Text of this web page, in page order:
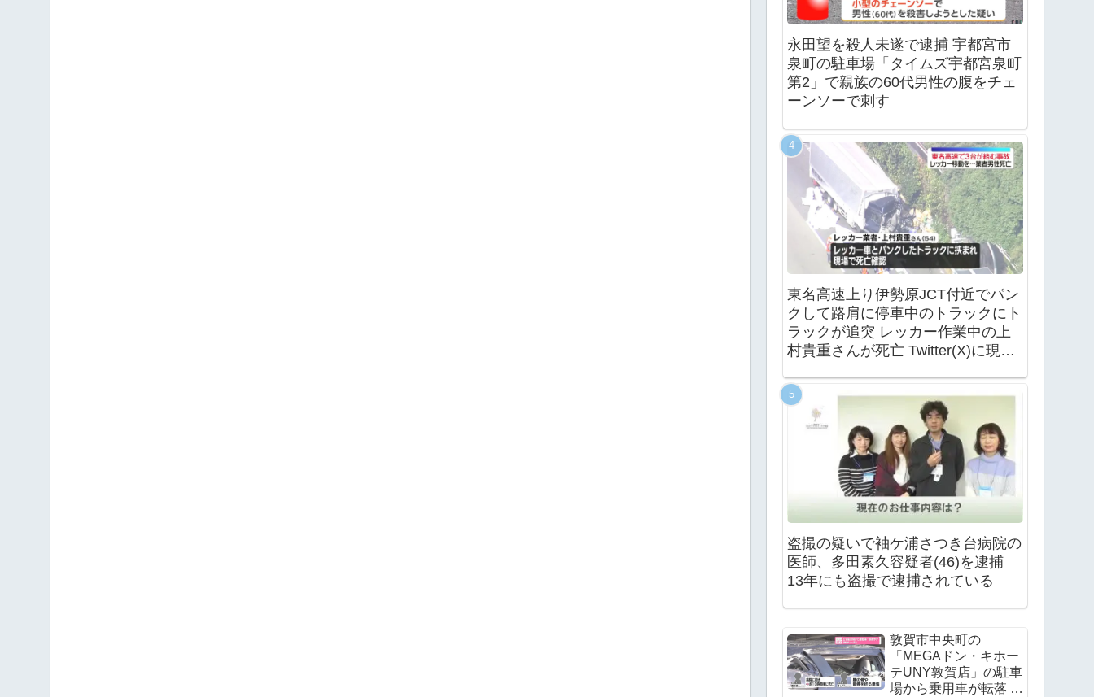
永田望を殺人未遂で逮捕 宇都宮市
泉町の駐車場「タイムズ宇都宮泉町
第2」で親族の60代男性の腹をチェ
ーンソーで刺す
東名高速上り伊勢原JCT付近でパン
クして路肩に停車中のトラックにト
ラックが追突 レッカー作業中の上
村貴重さんが死亡 Twitter(X)に現地
盗撮の疑いで袖ケ浦さつき台病院の
医師、多田素久容疑者(46)を逮捕
13年にも盗撮で逮捕されている
敦賀市中央町の
「MEGAドン・キホー
テUNY敦賀店」の駐車
場から乗用車が転落 運